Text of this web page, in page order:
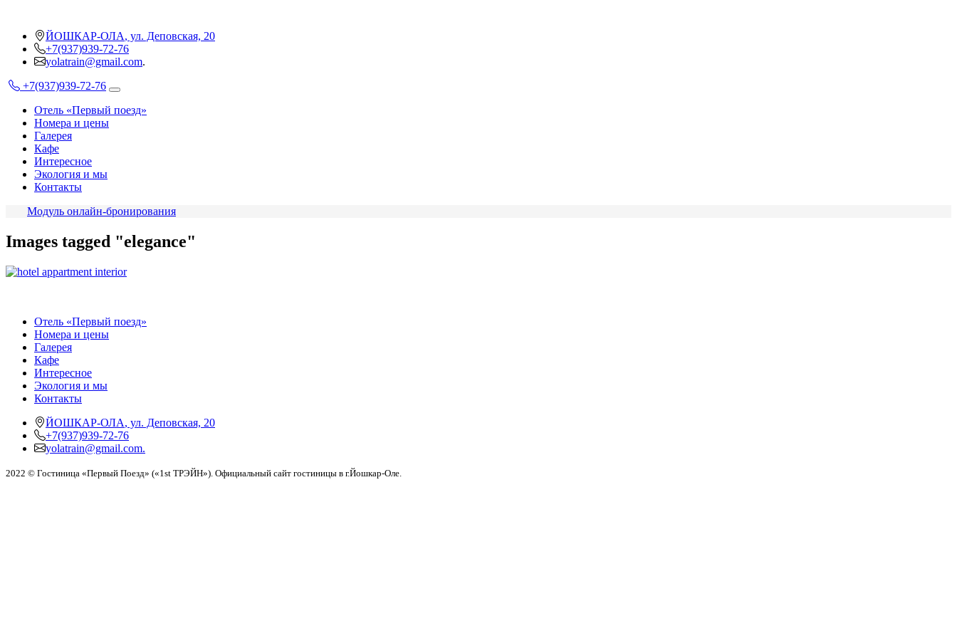
content
ЙОШКАР-ОЛА, ул. Деповская, 20
+7(937)939-72-76
yolatrain@gmail.com.
+7(937)939-72-76
Отель «Первый поезд»
Номера и цены
Галерея
Кафе
Интересное
Экология и мы
Контакты
Модуль онлайн-бронирования
Images tagged "elegance"
Отель «Первый поезд»
Номера и цены
Галерея
Кафе
Интересное
Экология и мы
Контакты
ЙОШКАР-ОЛА, ул. Деповская, 20
+7(937)939-72-76
yolatrain@gmail.com.
2022 © Гостиница «Первый Поезд» («1st ТРЭЙН»). Официальный сайт гостиницы в г.Йошкар-Оле.